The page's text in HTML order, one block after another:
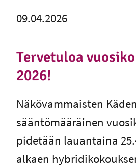
Tervetuloa
2026!
09.04.2026
Näkövammaisten
sääntömääräinen
pidetään lauantaina
alkaen